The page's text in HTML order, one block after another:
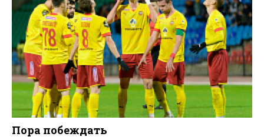
Пора побеждать